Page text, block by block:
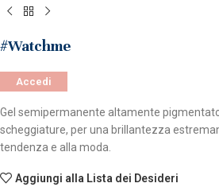
#Watchme
Accedi
Gel semipermanente altamente
scheggiature, per una brillantezza
tendenza e alla moda.
Aggiungi alla Lista dei Desideri